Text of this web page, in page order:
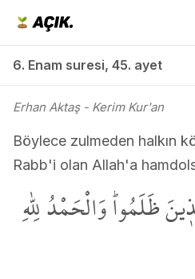
6. Enam suresi, 45. ayet
Erhan Aktaş- Kerim Kur'an
Böylece zulmeden halkın
Rabb'i olan Allah'a
ظَلَمُواۜ وَالْحَمْدُ لِلّٰهِ